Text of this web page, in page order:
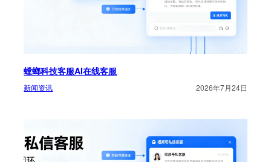
螳螂科技客服AI在线客服
新闻资讯 2026年7月24日